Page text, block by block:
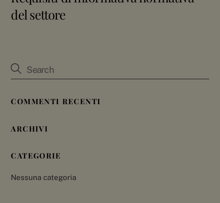
del settore
COMMENTI RECENTI
ARCHIVI
CATEGORIE
Nessuna categoria